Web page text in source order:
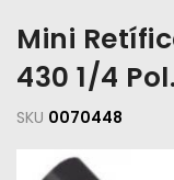
e
Jardim
EPIs
Fixação
Mini
430 1/4
SKU 0070448